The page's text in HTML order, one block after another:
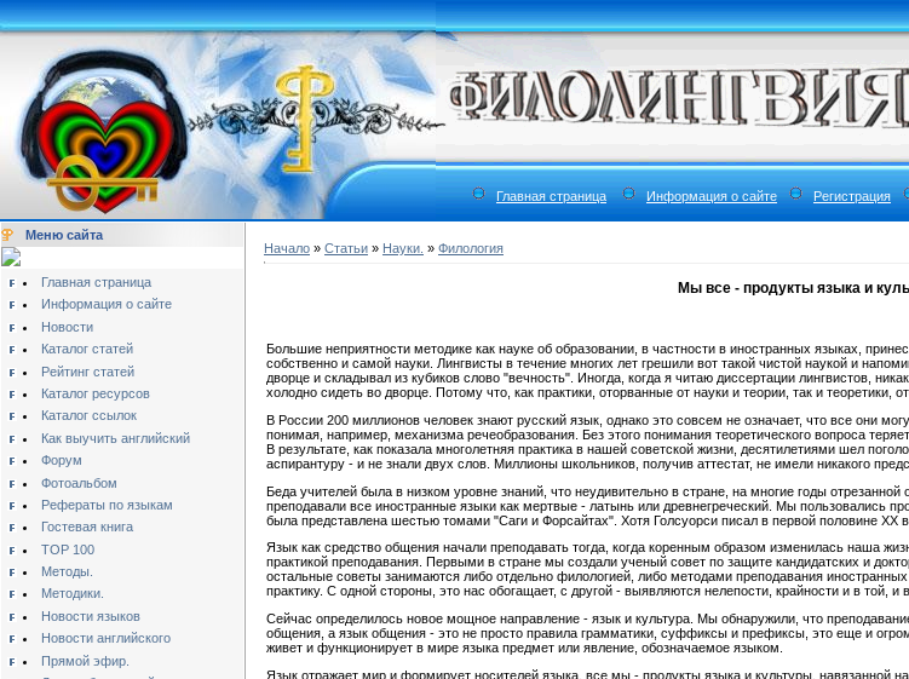
Главная страница Информация о сайте Регистрация
Меню сайта
Главная страница
Информация о сайте
Новости
Каталог статей
Рейтинг статей
Каталог ресурсов
Каталог ссылок
Как выучить английский
Форум
Фотоальбом
Рефераты по языкам
Гостевая книга
TOP 100
Методы.
Методики.
Новости языков
Новости английского
Прямой эфир.
Начало » Статьи » Науки. » Филология
Мы все - продукты языка и
Большие неприятности методике как науке об образовании, в частности в иностранных языках,
собственно и самой науки. Лингвисты в течение многих лет грешили вот такой чистой наукой и
дворце и складывал из кубиков слово "вечность". Иногда, когда я читаю диссертации лингвистов,
холодно сидеть во дворце. Потому что, как практики, оторванные от науки и теории, так и теоретики,
В России 200 миллионов человек знают русский язык, однако это совсем не означает, что все они
понимая, например, механизма речеобразования. Без этого понимания теоретического вопроса
В результате, как показала многолетняя практика в нашей советской жизни, десятилетиями шел
аспирантуру - и не знали двух слов. Миллионы школьников, получив аттестат, не имели никакого
Беда учителей была в низком уровне знаний, что неудивительно в стране, на многие годы
преподавали все иностранные языки как мертвые - латынь или древнегреческий. Мы пользовались
была представлена шестью томами "Саги и Форсайтах". Хотя Голсуорси писал в первой половине ХХ
Язык как средство общения начали преподавать тогда, когда коренным образом изменилась наша
практикой преподавания. Первыми в стране мы создали ученый совет по защите кандидатских и
остальные советы занимаются либо отдельно филологией, либо методами преподавания
практику. С одной стороны, это нас обогащает, с другой - выявляются нелепости, крайности и в той, и
Сейчас определилось новое мощное направление - язык и культура. Мы обнаружили, что
общения, а язык общения - это не просто правила грамматики, суффиксы и префиксы, это еще и
живет и функционирует в мире языка предмет или явление, обозначаемое языком.
Язык отражает мир и формирует носителей языка, все мы - продукты языка и культуры,